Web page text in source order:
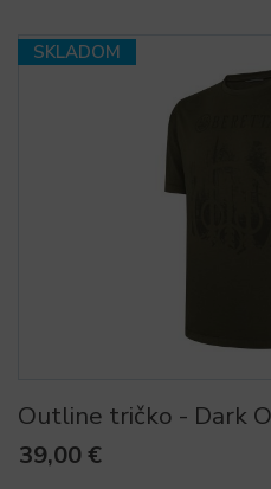
SKLADOM
Outline tričko - Dark
39,00 €